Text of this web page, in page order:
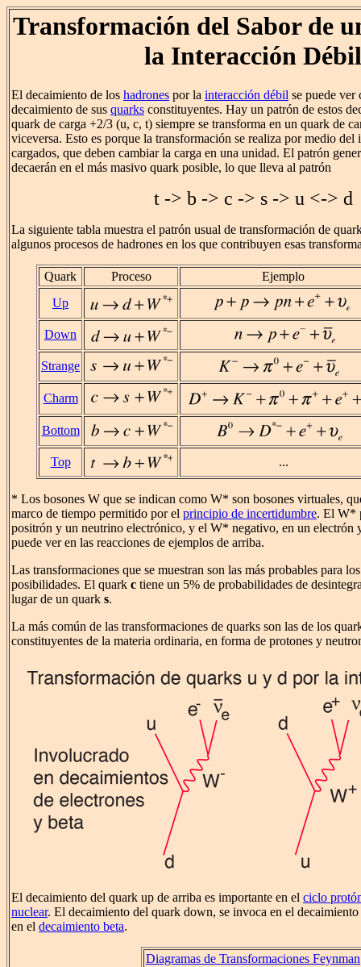
Transformación del Sabor de
la Interacción Débil
El decaimiento de los hadrones por la interacción débil se puede ver
decaimiento de sus quarks constituyentes. Hay un patrón de estos
quark de carga +2/3 (u, c, t) siempre se transforma en un quark de
viceversa. Esto es porque la transformación se realiza por medio
cargados, que deben cambiar la carga en una unidad. El patrón
decaerán en el más masivo quark posible, lo que lleva al patrón
t -> b -> c -> s -> u <-> d
La siguiente tabla muestra el patrón usual de transformación de
algunos procesos de hadrones en los que contribuyen esas
Quark Proceso
Ejemplo
Up
Down
Strange
Charm
Bottom
Top ...
* Los bosones W que se indican como W* son bosones virtuales,
marco de tiempo permitido por el principio de incertidumbre. El W*
positrón y un neutrino electrónico, y el W* negativo, en un electrón
puede ver en las reacciones de ejemplos de arriba.
Las transformaciones que se muestran son las más probables para
posibilidades. El quark c tiene un 5% de probabilidades de
lugar de un quark s.
La más común de las transformaciones de quarks son las de los
constituyentes de la materia ordinaria, en forma de protones y
El decaimiento del quark up de arriba es importante en el ciclo
nuclear. El decaimiento del quark down, se invoca en el
en el decaimiento beta.
Diagramas de Transformaciones Feynman